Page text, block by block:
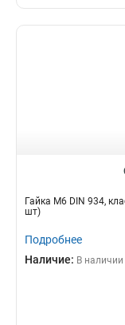
Гайка М6 DIN 934,
шт)
Подробнее
Наличие: В наличии